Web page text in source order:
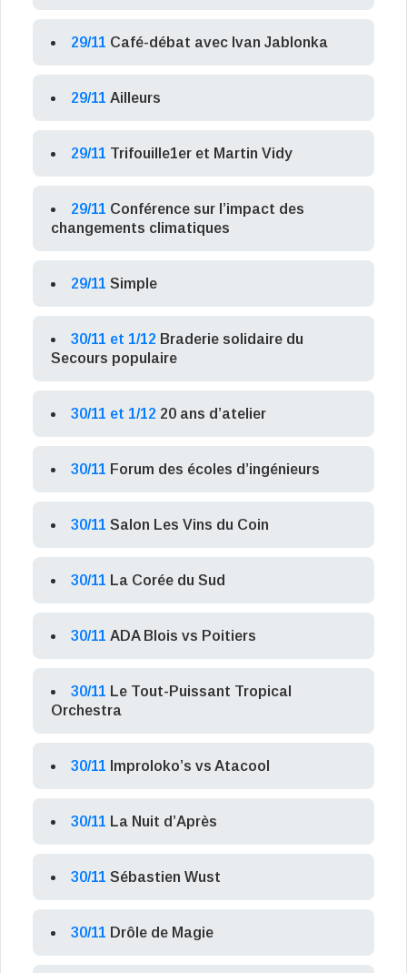
29/11 Café-débat avec Ivan Jablonka
29/11 Ailleurs
29/11 Trifouille1er et Martin Vidy
29/11 Conférence sur l’impact des
changements climatiques
29/11 Simple
30/11 et 1/12 Braderie solidaire du
Secours populaire
30/11 et 1/12 20 ans d’atelier
30/11 Forum des écoles d’ingénieurs
30/11 Salon Les Vins du Coin
30/11 La Corée du Sud
30/11 ADA Blois vs Poitiers
30/11 Le Tout-Puissant Tropical
Orchestra
30/11 Improloko’s vs Atacool
30/11 La Nuit d’Après
30/11 Sébastien Wust
30/11 Drôle de Magie